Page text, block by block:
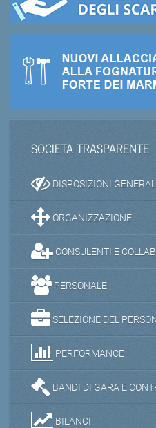
SOCIETA TRASPARENTE
DISPOSIZIONI
ORGANIZZAZIONE
CONSULENTI E
PERSONALE
SELEZIONE DEL
PERFORMANCE
BANDI DI GARA E
BILANCI